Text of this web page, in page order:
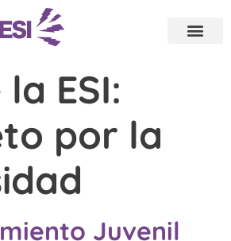
ESI:
por la
Juvenil